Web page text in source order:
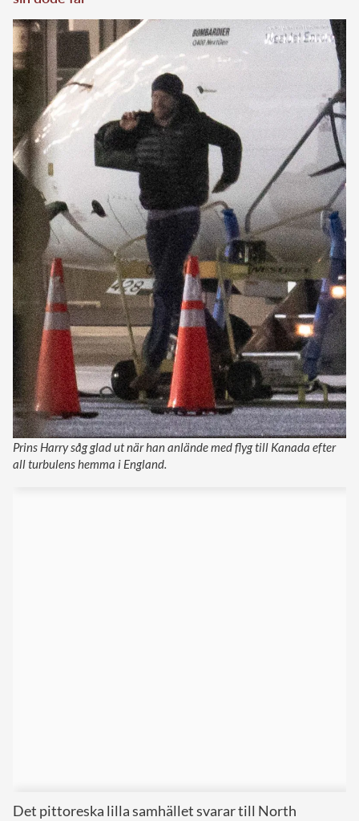
Prins Harry såg glad ut när han anlände med flyg till Kanada efter
all turbulens hemma i England.
Det pittoreska lilla samhället svarar till North